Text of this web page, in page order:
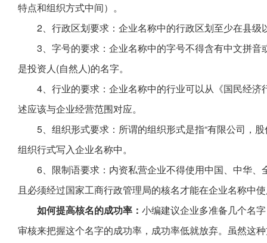
特点和组织方式中间）。
2、行政区划要求：企业名称中的行政区划至少在县
3、字号的要求：企业名称中的字号不得含有中文拼
是投资人(自然人)的名字。
4、行业的要求：企业名称中的行业可以从《国民经
述应该与企业经营范围对应。
5、组织形式要求：所谓的组织形式是指“有限公司，
组织行式写入企业名称中。
6、限制语要求：内资私营企业不得使用中国、中华
且必须经过国家工商行政管理局的核名才能在企业名称中
如何提高核名的成功率： 小编建议企业多准备几个名
审核来把握这个名字的成功率，成功率低就放弃。虽然这